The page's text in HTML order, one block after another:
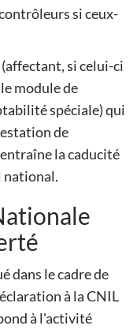
si ceux-
si celui-ci
module de
spéciale) qui
de
la caducité
national.
dans le cadre de
à la CNIL
à l'activité